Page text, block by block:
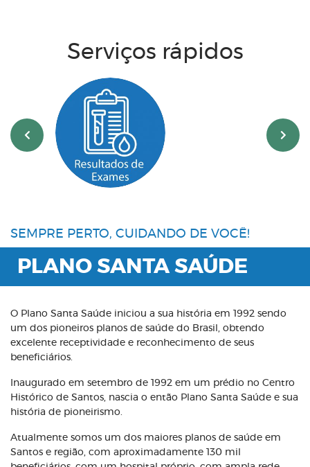
Serviços rápidos
‹ ›
SEMPRE PERTO, CUIDANDO DE VOCÊ!
PLANO SANTA SAÚDE
O Plano Santa Saúde iniciou a sua história em 1992 sendo
um dos pioneiros planos de saúde do Brasil, obtendo
excelente receptividade e reconhecimento de seus
beneficiários.
Inaugurado em setembro de 1992 em um prédio no Centro
Histórico de Santos, nascia o então Plano Santa Saúde e sua
história de pioneirismo.
Atualmente somos um dos maiores planos de saúde em
Santos e região, com aproximadamente 130 mil